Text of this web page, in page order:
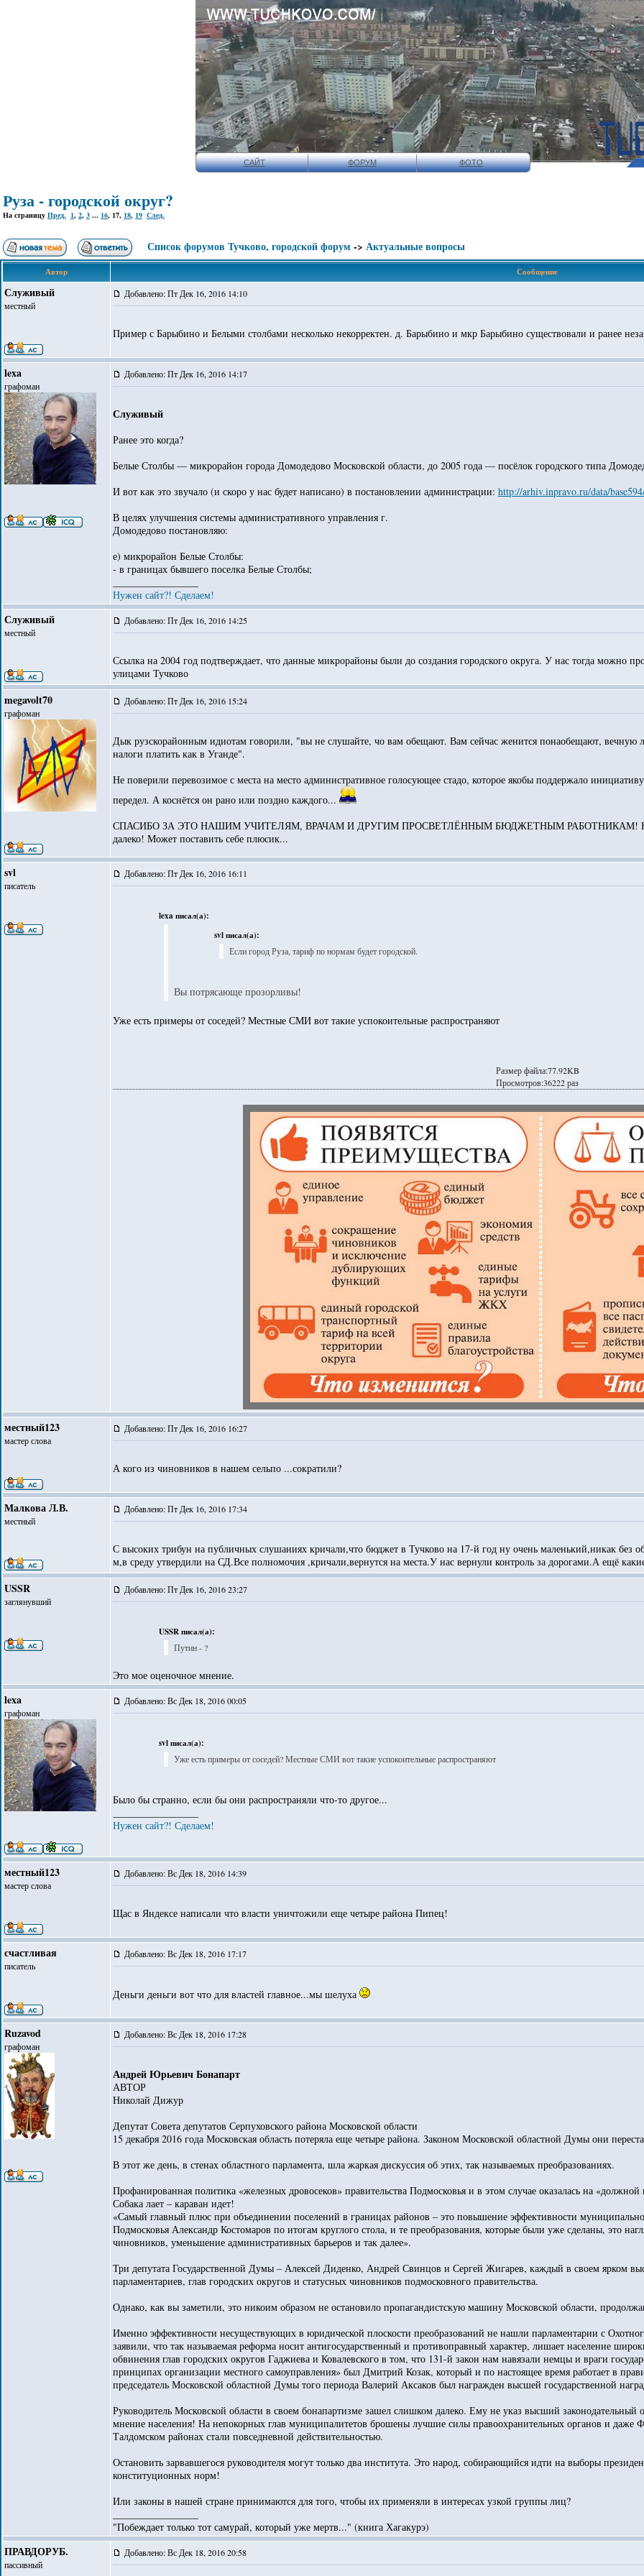
САЙТ ФОРУМ ФОТО
Руза - городской округ?
На страницу Пред. 1, 2, 3 ... 16, 17, 18, 19 След.
Список форумов Тучково, городской форум -> Актуальные вопросы
Автор Сообщение
Служивый
местный
Добавлено: Пт Дек 16, 2016 14:10
Пример с Барыбино и Белыми столбами несколько некорректен. д. Барыбино и мкр Барыбино существовали и ранее
lexa
графоман
Добавлено: Пт Дек 16, 2016 14:17
Служивый
Ранее это когда?
Белые Столбы — микрорайон города Домодедово Московской области, до 2005 года — посёлок городского типа
И вот как это звучало (и скоро у нас будет написано) в постановлении администрации: http://arhiv.inpravo.ru/data/
В целях улучшения системы административного управления г.
Домодедово постановляю:
е) микрорайон Белые Столбы:
- в границах бывшего поселка Белые Столбы;
Нужен сайт?! Сделаем!
Служивый
местный
Добавлено: Пт Дек 16, 2016 14:25
Ссылка на 2004 год подтверждает, что данные микрорайоны были до создания городского округа. У нас тогда можно
улицами Тучково
megavolt70
графоман
Добавлено: Пт Дек 16, 2016 15:24
Дык рузскорайонным идиотам говорили, "вы не слушайте, чо вам обещают. Вам сейчас женится понаобещают,
налоги платить как в Уганде".
Не поверили перевозимое с места на место административное голосующее стадо, которое якобы поддержало
передел. А коснётся он рано или поздно каждого...
СПАСИБО ЗА ЭТО НАШИМ УЧИТЕЛЯМ, ВРАЧАМ И ДРУГИМ ПРОСВЕТЛЁННЫМ БЮДЖЕТНЫМ РАБОТНИКАМ! Ну и
далеко! Может поставить себе плюсик...
svl
писатель
Добавлено: Пт Дек 16, 2016 16:11
lexa писал(а):
svl писал(а):
Если город Руза, тариф по нормам будет городской.
Вы потрясающе прозорливы!
Уже есть примеры от соседей? Местные СМИ вот такие успокоительные распространяют
Размер файла:77.92KB
Просмотров:36222 раз
местный123
мастер слова
Добавлено: Пт Дек 16, 2016 16:27
А кого из чиновников в нашем сельпо ...сократили?
Малкова Л.В.
местный
Добавлено: Пт Дек 16, 2016 17:34
С высоких трибун на публичных слушаниях кричали,что бюджет в Тучково на 17-й год ну очень маленький,никак без
м,в среду утвердили на СД.Все полномочия ,кричали,вернутся на места.У нас вернули контроль за дорогами.А ещё
USSR
заглянувший
Добавлено: Пт Дек 16, 2016 23:27
USSR писал(а):
Путин - ?
Это мое оценочное мнение.
lexa
графоман
Добавлено: Вс Дек 18, 2016 00:05
svl писал(а):
Уже есть примеры от соседей? Местные СМИ вот такие успокоительные распространяют
Было бы странно, если бы они распространяли что-то другое...
Нужен сайт?! Сделаем!
местный123
мастер слова
Добавлено: Вс Дек 18, 2016 14:39
Щас в Яндексе написали что власти уничтожили еще четыре района Пипец!
счастливая
писатель
Добавлено: Вс Дек 18, 2016 17:17
Деньги деньги вот что для властей главное...мы шелуха
Ruzavod
графоман
Добавлено: Вс Дек 18, 2016 17:28
Андрей Юрьевич Бонапарт
АВТОР
Николай Дижур
Депутат Совета депутатов Серпуховского района Московской области
15 декабря 2016 года Московская область потеряла еще четыре района. Законом Московской областной Думы они
В этот же день, в стенах областного парламента, шла жаркая дискуссия об этих, так называемых преобразованиях.
Профанированная политика «железных дровосеков» правительства Подмосковья и в этом случае оказалась на
Собака лает – караван идет!
«Самый главный плюс при объединении поселений в границах районов – это повышение эффективности
Подмосковья Александр Костомаров по итогам круглого стола, и те преобразования, которые были уже сделаны, это
чиновников, уменьшение административных барьеров и так далее».
Три депутата Государственной Думы – Алексей Диденко, Андрей Свинцов и Сергей Жигарев, каждый в своем ярком
парламентариев, глав городских округов и статусных чиновников подмосковного правительства.
Однако, как вы заметили, это никоим образом не остановило пропагандистскую машину Московской области,
Именно эффективности несуществующих в юридической плоскости преобразований не нашли парламентарии с
заявили, что так называемая реформа носит антигосударственный и противоправный характер, лишает население
обвинения глав городских округов Гаджиева и Ковалевского в том, что 131-й закон нам навязали немцы и враги
принципах организации местного самоуправления» был Дмитрий Козак, который и по настоящее время работает в
председатель Московской областной Думы того периода Валерий Аксаков был награжден высшей государственной
Руководитель Московской области в своем бонапартизме зашел слишком далеко. Ему не указ высший законодательный
мнение населения! На непокорных глав муниципалитетов брошены лучшие силы правоохранительных органов и
Талдомском районах стали повседневной действительностью.
Остановить зарвавшегося руководителя могут только два института. Это народ, собирающийся идти на выборы
конституционных норм!
Или законы в нашей стране принимаются для того, чтобы их применяли в интересах узкой группы лиц?
"Побеждает только тот самурай, который уже мертв..." (книга Хагакурэ)
ПРАВДОРУБ.
пассивный
Добавлено: Вс Дек 18, 2016 20:58